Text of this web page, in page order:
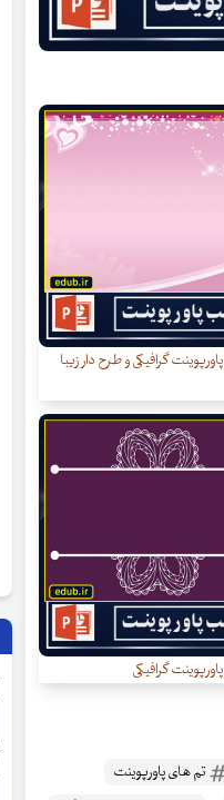
گرافیکی و طرح دار زیبا
گرافیکی
تم های پاورپوینت